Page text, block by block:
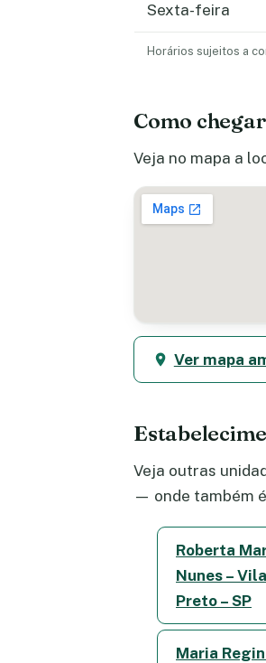
Sexta-feira
Horários sujeitos a
Como
Veja no mapa a
Ver mapa
Veja outras
— onde também
Roberta
Nunes –
Preto – SP
Maria